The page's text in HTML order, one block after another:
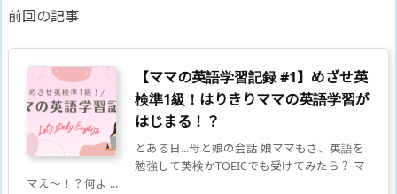
前回の記事
【ママの英語学習記録 #1】めざせ英
検準1級！はりきりママの英語学習が
はじまる！？
とある日...母と娘の会話 娘ママもさ、英語を
勉強して英検かTOEICでも受けてみたら？ マ
マえ〜！？何よ ...